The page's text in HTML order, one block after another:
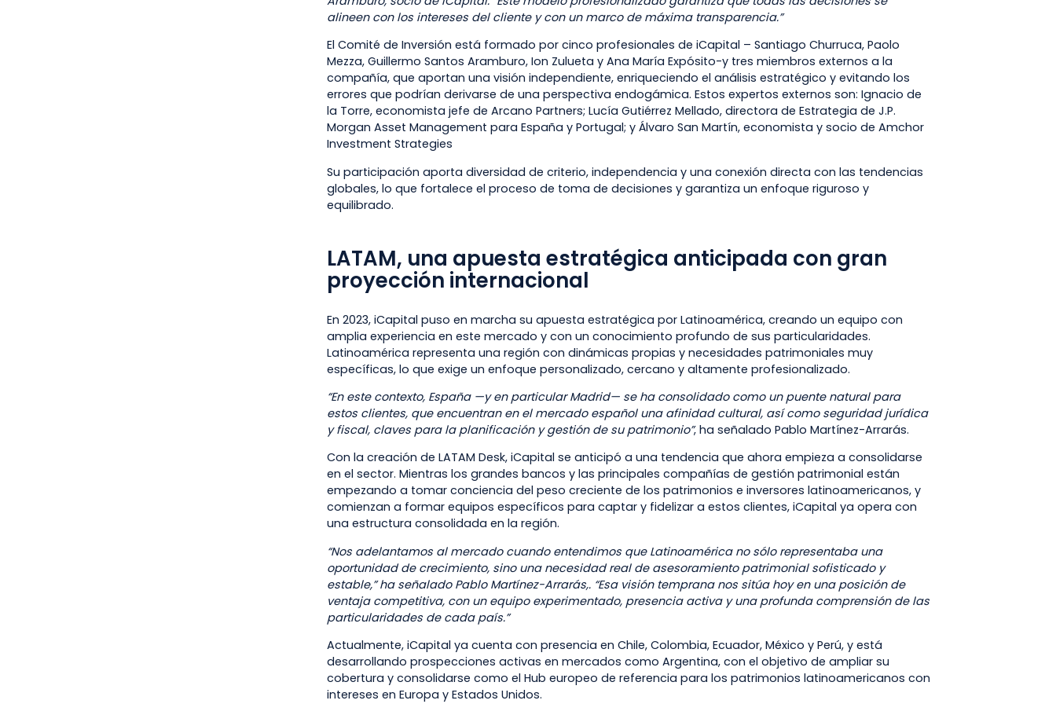
alineen con los intereses del cliente y con un marco de máxima transparencia.”
El Comité de Inversión está formado por cinco profesionales de iCapital – Santiago Churruca, Paolo
Mezza, Guillermo Santos Aramburo, Ion Zulueta y Ana María Expósito-y tres miembros externos a la
compañía, que aportan una visión independiente, enriqueciendo el análisis estratégico y evitando los
errores que podrían derivarse de una perspectiva endogámica. Estos expertos externos son: Ignacio de
la Torre, economista jefe de Arcano Partners; Lucía Gutiérrez Mellado, directora de Estrategia de J.P.
Morgan Asset Management para España y Portugal; y Álvaro San Martín, economista y socio de Amchor
Investment Strategies
Su participación aporta diversidad de criterio, independencia y una conexión directa con las tendencias
globales, lo que fortalece el proceso de toma de decisiones y garantiza un enfoque riguroso y
equilibrado.
LATAM, una apuesta estratégica anticipada con gran
proyección internacional
En 2023, iCapital puso en marcha su apuesta estratégica por Latinoamérica, creando un equipo con
amplia experiencia en este mercado y con un conocimiento profundo de sus particularidades.
Latinoamérica representa una región con dinámicas propias y necesidades patrimoniales muy
específicas, lo que exige un enfoque personalizado, cercano y altamente profesionalizado.
“En este contexto, España —y en particular Madrid— se ha consolidado como un puente natural para
estos clientes, que encuentran en el mercado español una afinidad cultural, así como seguridad jurídica
y fiscal, claves para la planificación y gestión de su patrimonio”, ha señalado Pablo Martínez-Arrarás.
Con la creación de LATAM Desk, iCapital se anticipó a una tendencia que ahora empieza a consolidarse
en el sector. Mientras los grandes bancos y las principales compañías de gestión patrimonial están
empezando a tomar conciencia del peso creciente de los patrimonios e inversores latinoamericanos, y
comienzan a formar equipos específicos para captar y fidelizar a estos clientes, iCapital ya opera con
una estructura consolidada en la región.
“Nos adelantamos al mercado cuando entendimos que Latinoamérica no sólo representaba una
oportunidad de crecimiento, sino una necesidad real de asesoramiento patrimonial sofisticado y
estable,” ha señalado Pablo Martínez-Arrarás,. “Esa visión temprana nos sitúa hoy en una posición de
ventaja competitiva, con un equipo experimentado, presencia activa y una profunda comprensión de las
particularidades de cada país.”
Actualmente, iCapital ya cuenta con presencia en Chile, Colombia, Ecuador, México y Perú, y está
desarrollando prospecciones activas en mercados como Argentina, con el objetivo de ampliar su
cobertura y consolidarse como el Hub europeo de referencia para los patrimonios latinoamericanos con
intereses en Europa y Estados Unidos.